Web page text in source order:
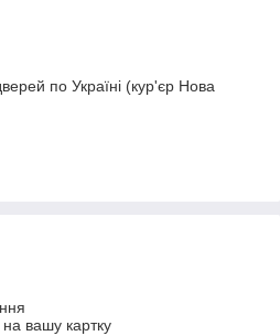
по Україні (кур'єр Нова
вашу картку